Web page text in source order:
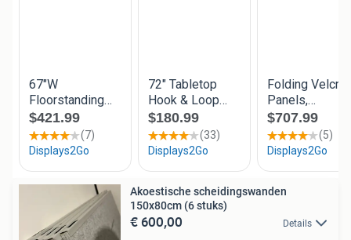
Akoestische scheidingswanden
150x80cm (6 stuks)
€ 600,00 Details